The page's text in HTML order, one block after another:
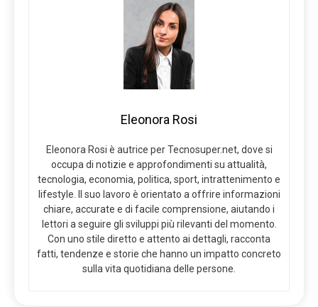
Eleonora Rosi
Eleonora Rosi è autrice per Tecnosuper.net, dove si
occupa di notizie e approfondimenti su attualità,
tecnologia, economia, politica, sport, intrattenimento e
lifestyle. Il suo lavoro è orientato a offrire informazioni
chiare, accurate e di facile comprensione, aiutando i
lettori a seguire gli sviluppi più rilevanti del momento.
Con uno stile diretto e attento ai dettagli, racconta
fatti, tendenze e storie che hanno un impatto concreto
sulla vita quotidiana delle persone.